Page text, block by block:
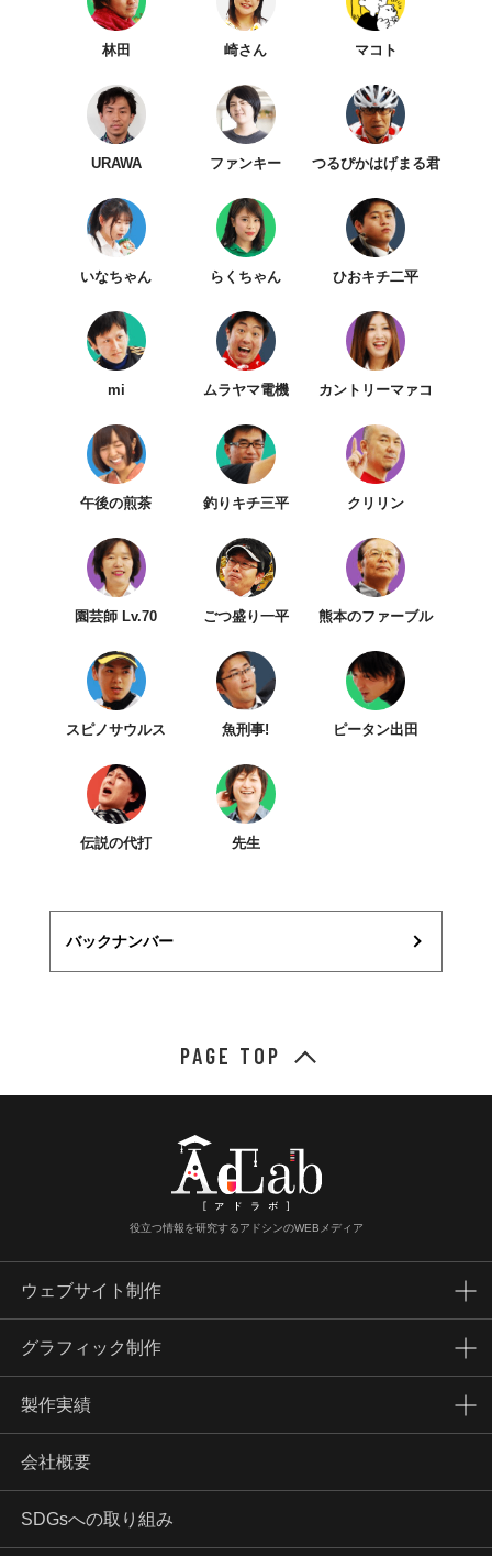
林田 崎さん マコト
URAWA ファンキー つるぴかはげまる君
いなちゃん らくちゃん ひおキチ二平
mi ムラヤマ電機 カントリーマァコ
午後の煎茶 釣りキチ三平 クリリン
園芸師 Lv.70 ごつ盛り一平 熊本のファーブル
スピノサウルス 魚刑事! ピータン出田
伝説の代打 先生
バックナンバー
PAGE TOP
役立つ情報を研究するアドシンのWEBメディア
ウェブサイト制作
グラフィック制作
製作実績
会社概要
SDGsへの取り組み